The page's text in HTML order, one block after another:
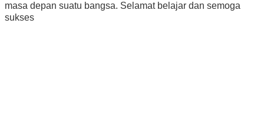
masa depan suatu bangsa. Selamat belajar dan semoga
sukses